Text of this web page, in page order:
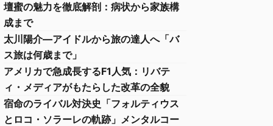
壇蜜の魅力を徹底解剖：病状から家族構
成まで
太川陽介—アイドルから旅の達人へ「バ
ス旅は何歳まで」
アメリカで急成長するF1人気：リバテ
ィ・メディアがもたらした改革の全貌
宿命のライバル対決史「フォルティウス
とロコ・ソラーレの軌跡」メンタルコー